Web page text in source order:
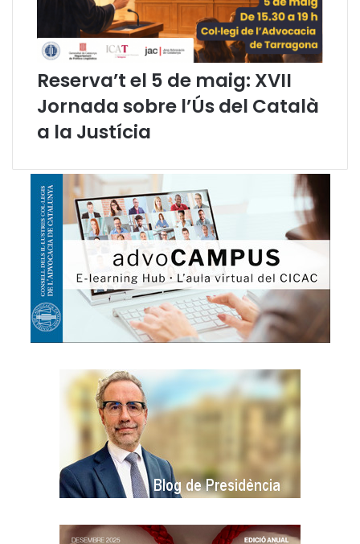
a
r
i
e
l
e
n
g
u
a
]
o
s
'
a
d
u
?
"
Reserva’t el 5 de maig: XVII
Jornada sobre l’Ús del Català
a la Justícia